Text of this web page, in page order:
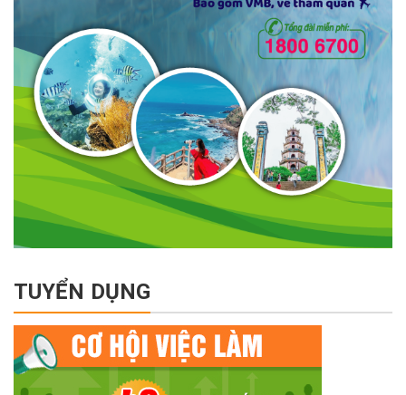
TUYỂN DỤNG